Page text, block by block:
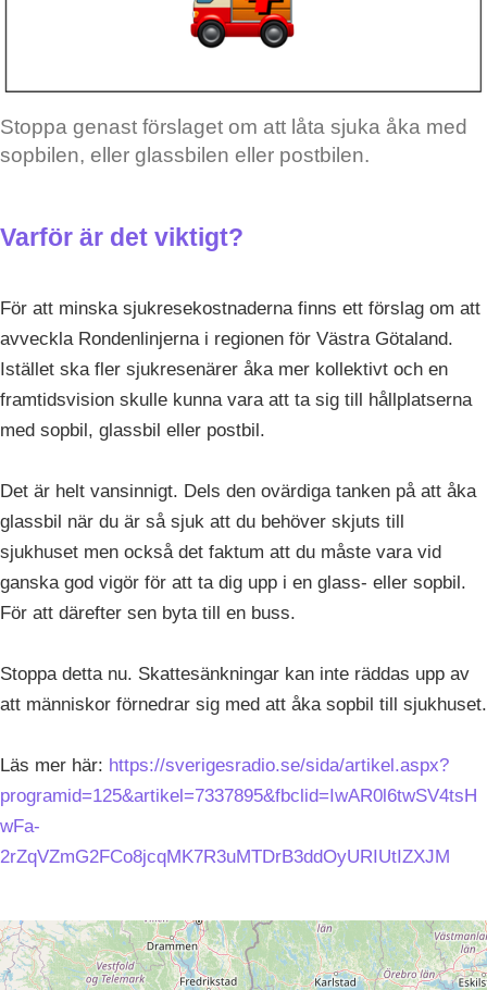
Stoppa genast förslaget om att låta sjuka åka med
sopbilen, eller glassbilen eller postbilen.
Varför är det viktigt?
För att minska sjukresekostnaderna finns ett förslag om att
avveckla Rondenlinjerna i regionen för Västra Götaland.
Istället ska fler sjukresenärer åka mer kollektivt och en
framtidsvision skulle kunna vara att ta sig till hållplatserna
med sopbil, glassbil eller postbil.
Det är helt vansinnigt. Dels den ovärdiga tanken på att åka
glassbil när du är så sjuk att du behöver skjuts till
sjukhuset men också det faktum att du måste vara vid
ganska god vigör för att ta dig upp i en glass- eller sopbil.
För att därefter sen byta till en buss.
Stoppa detta nu. Skattesänkningar kan inte räddas upp av
att människor förnedrar sig med att åka sopbil till sjukhuset.
Läs mer här: https://sverigesradio.se/sida/artikel.aspx?
programid=125&artikel=7337895&fbclid=IwAR0l6twSV4tsH
wFa-
2rZqVZmG2FCo8jcqMK7R3uMTDrB3ddOyURIUtIZXJM